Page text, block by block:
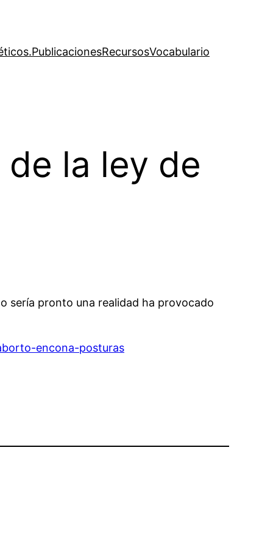
PublicacionesRecursosVocabulario
la ley de
sería pronto una realidad ha provocado
encona-posturas